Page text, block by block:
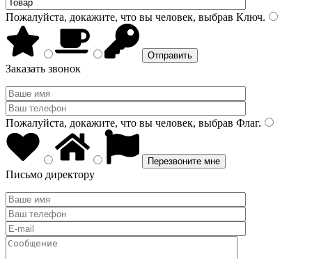
Пожалуйста, докажите, что вы человек, выбрав Ключ.
Заказать звонок
Пожалуйста, докажите, что вы человек, выбрав Флаг.
Письмо директору